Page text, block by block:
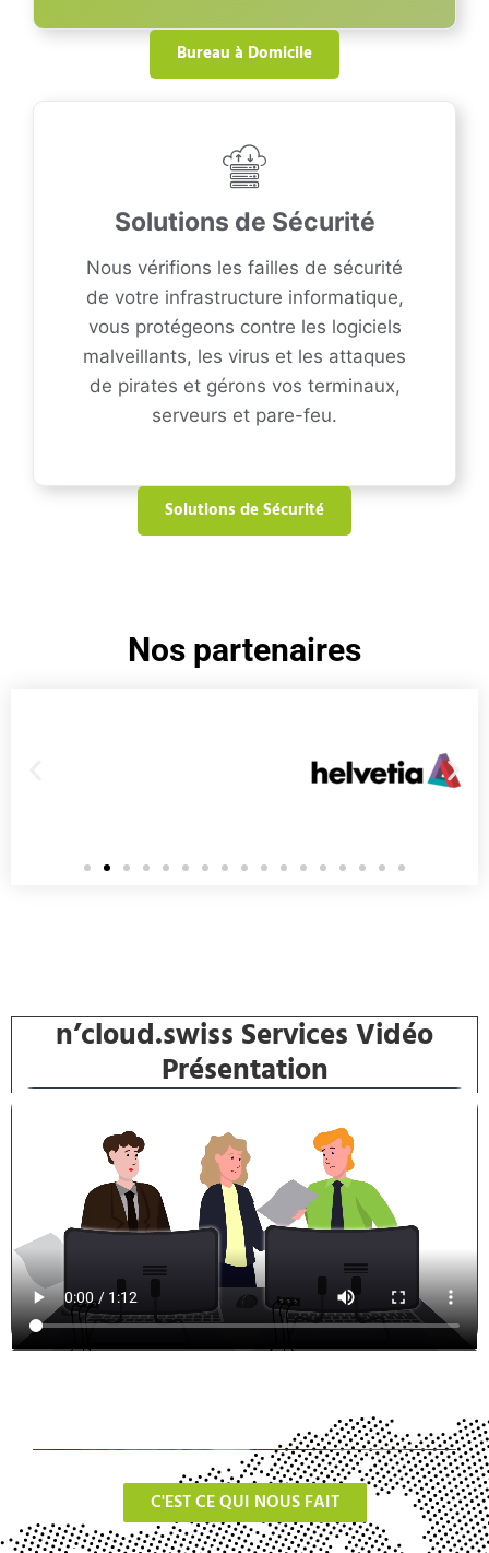
Bureau à Domicile
Solutions de Sécurité
Nous vérifions les failles de sécurité
de votre infrastructure informatique,
vous protégeons contre les logiciels
malveillants, les virus et les attaques
de pirates et gérons vos terminaux,
serveurs et pare-feu.
Solutions de Sécurité
Nos partenaires
n’cloud.swiss Services Vidéo
Présentation
C'EST CE QUI NOUS FAIT